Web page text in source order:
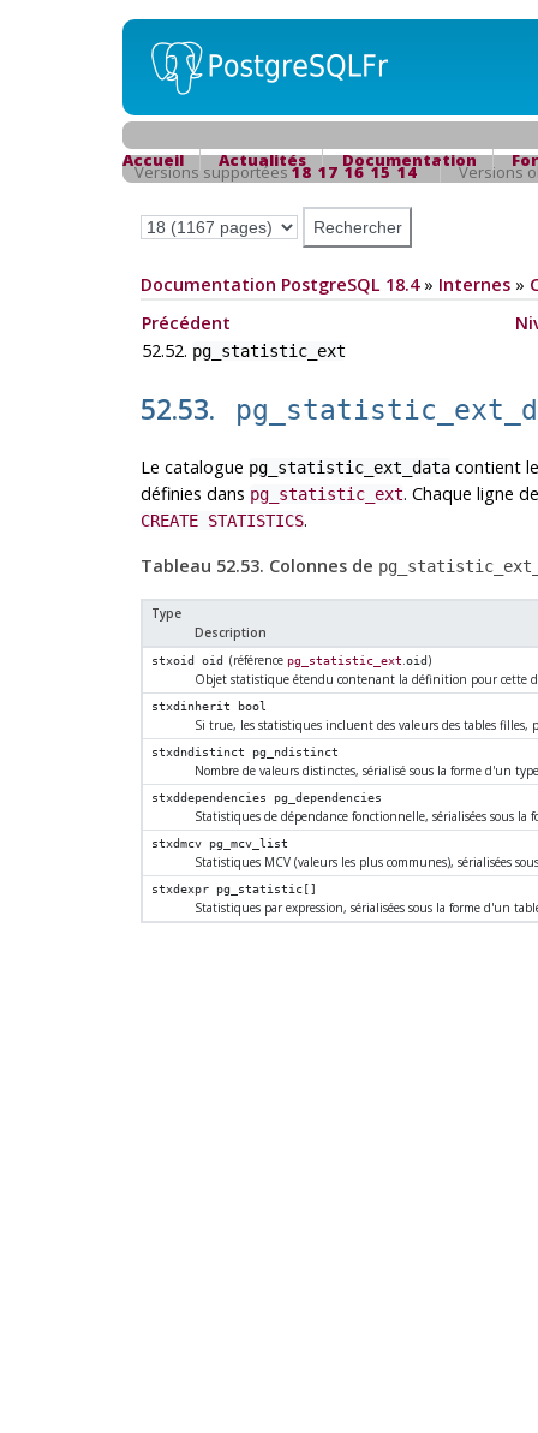
Accueil Actualités Documentation
Versions supportées18 17 16 15 14 Versions
Documentation PostgreSQL 18.4» Internes»
Précédent
52.52. pg_statistic_ext
52.53.
Le catalogue pg_statistic_ext_datacontient
définies dans pg_statistic_ext. Chaque ligne
CREATE STATISTICS.
Tableau 52.53. Colonnes de
Type
Description
stxoid oid (référence pg_statistic_ext.oid)
Objet statistique étendu contenant la définition pour cette
stxdinherit bool
Si true, les statistiques incluent des valeurs des tables
stxdndistinct pg_ndistinct
Nombre de valeurs distinctes, sérialisé sous la forme d'un
stxddependencies pg_dependencies
Statistiques de dépendance fonctionnelle, sérialisées sous la
stxdmcv pg_mcv_list
Statistiques MCV (valeurs les plus communes), sérialisées
stxdexpr pg_statistic[]
Statistiques par expression, sérialisées sous la forme d'un